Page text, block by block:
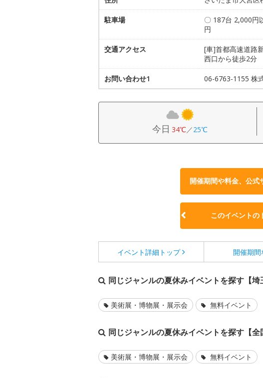
駐車場
〇 187台 2,000円
円
交通アクセス
[車]首都高速道路
西口から徒歩2分
お問い合わせ1 06-6763-1155 株
今日 34℃／25℃
開催期間や料金、公式
このイベントの
イベント詳細 トップ 開催期間
同じジャンルの夏休みイベントを探す【埼
美術展・博物展・展示会 無料イベント
同じジャンルの夏休みイベントを探す【全
美術展・博物展・展示会 無料イベント